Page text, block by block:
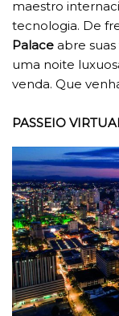
maestro
tecnologia. De
Palace abre
uma noite
venda. Que
PASSEIO